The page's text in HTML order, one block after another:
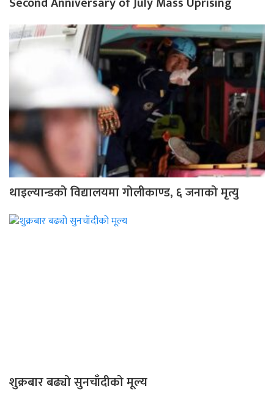
थाइल्यान्डको विद्यालयमा गोलीकाण्ड, ६ जनाको मृत्यु
शुक्रबार बढ्यो सुनचाँदीको मूल्य